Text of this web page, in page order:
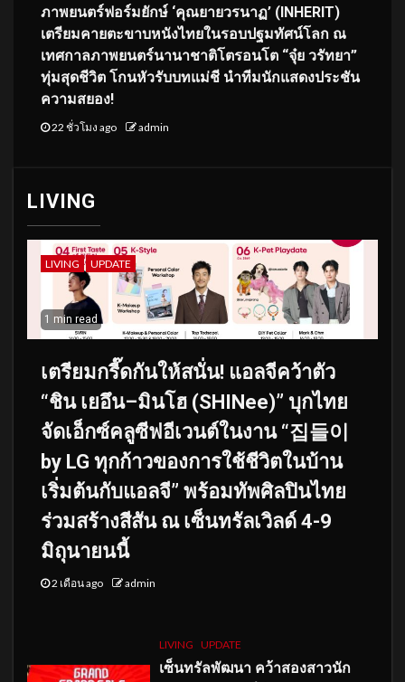
ภาพยนตร์ฟอร์มยักษ์ ‘คุณยายวรนาฏ’ (INHERIT)
เตรียมคายตะขาบหนังไทยในรอบปฐมทัศน์โลก ณ
เทศกาลภาพยนตร์นานาชาติโตรอนโต “จุ๋ย วรัทยา”
ทุ่มสุดชีวิต โกนหัวรับบทแม่ชี นำทีมนักแสดงประชัน
ความสยอง!
22 ชั่วโมง ago admin
LIVING
LIVING UPDATE
1 min read
เตรียมกรี๊ดกันให้สนั่น! แอลจีคว้าตัว
“ชิน เยอึน–มินโฮ (SHINee)” บุกไทย
จัดเอ็กซ์คลูซีฟอีเวนต์ในงาน “집들이
by LG ทุกก้าวของการใช้ชีวิตในบ้าน
เริ่มต้นกับแอลจี” พร้อมทัพศิลปินไทย
ร่วมสร้างสีสัน ณ เซ็นทรัลเวิลด์ 4-9
มิถุนายนนี้
2 เดือน ago admin
LIVING UPDATE
เซ็นทรัลพัฒนา คว้าสองสาวนัก